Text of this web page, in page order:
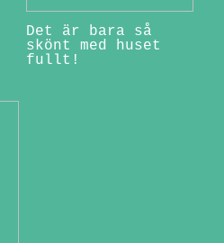
Det är bara så
skönt med huset
fullt!